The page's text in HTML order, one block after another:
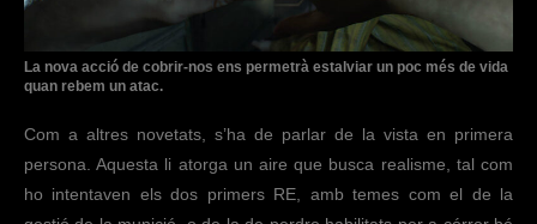
La nova acció de cobrir-nos ens permetrà estalviar un poc més de vida
quan rebem un atac.
Com a altres novetats, s’ha de parlar de la vista en primera
persona. Aquesta li atorga un aire que busca realisme, tal com
ho intentaven els dos primers RE, amb temes com el de la